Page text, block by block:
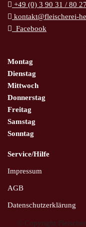
+49 (0) 3 90 31 / 80
kontakt@fleischerei-
Facebook
Montag
Dienstag
Mittwoch
Donnerstag
Freitag
Samstag
Sonntag
Service/Hilfe
Impressum
AGB
Datenschutzerklärung
© Copyright